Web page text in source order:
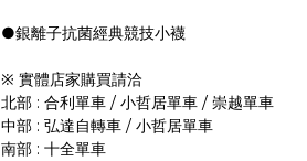
●銀離子抗菌經典競技小襪
※ 實體店家購買請洽
北部 : 合利單車 / 小哲居單車 / 崇越單車
中部 : 弘達自轉車 / 小哲居單車
南部 : 十全單車